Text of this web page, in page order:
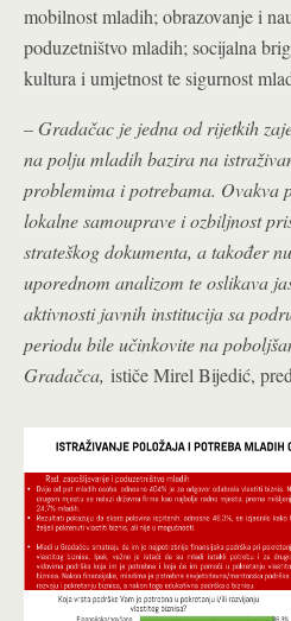
mobilnost mladih; obrazovanje i
poduzetništvo mladih; socijalna
kultura i umjetnost te sigurnost
– Gradačac je jedna od rijetkih
na polju mladih bazira na
problemima i potrebama. Ovakva
lokalne samouprave i ozbiljnost
strateškog dokumenta, a također
uporednom analizom te oslikava
aktivnosti javnih institucija sa
periodu bile učinkovite na
Gradačca, ističe Mirel Bijedić,